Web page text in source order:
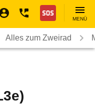
Nothilfe
MENÜ
Alles zum Zweirad